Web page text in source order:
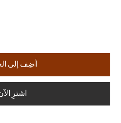
أضِف إلى
اشترِ